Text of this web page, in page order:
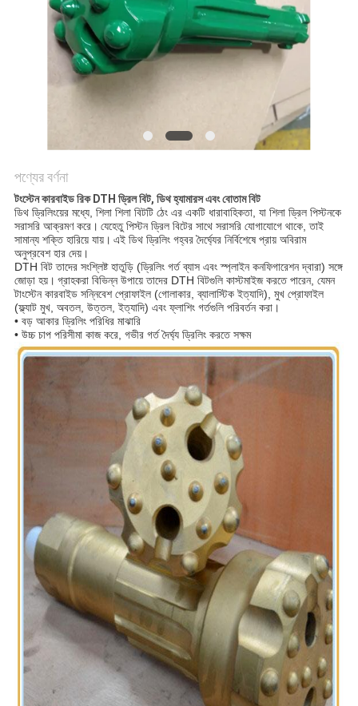
পণ্যের বর্ণনা
টংস্টেন কারবাইড রিক DTH ড্রিল বিট, ডিথ হ্যামারস এবং বোতাম বিট
ডিথ ড্রিলিংয়ের মধ্যে, শিলা শিলা বিটটি ঠেং এর একটি ধারাবাহিকতা, যা শিলা ড্রিল পিস্টনকে
সরাসরি আক্রমণ করে। যেহেতু পিস্টন ড্রিল বিটের সাথে সরাসরি যোগাযোগে থাকে, তাই
সামান্য শক্তি হারিয়ে যায়। এই ডিথ ড্রিলিং গহ্বর দৈর্ঘ্যের নির্বিশেষে প্রায় অবিরাম
অনুপ্রবেশ হার দেয়।
DTH বিট তাদের সংশ্লিষ্ট হাতুড়ি (ড্রিলিং গর্ত ব্যাস এবং স্প্লাইন কনফিগারেশন দ্বারা) সঙ্গে
জোড়া হয়। গ্রাহকরা বিভিন্ন উপায়ে তাদের DTH বিটগুলি কাস্টমাইজ করতে পারেন, যেমন
টাংস্টেন কারবাইড সন্নিবেশ প্রোফাইল (গোলাকার, ব্যালাস্টিক ইত্যাদি), মুখ প্রোফাইল
(ফ্ল্যাট মুখ, অবতল, উত্তল, ইত্যাদি) এবং ফ্লাশিং গর্তগুলি পরিবর্তন করা।
• বড় আকার ড্রিলিং পরিধির মাঝারি
• উচ্চ চাপ পরিসীমা কাজ করে, গভীর গর্ত দৈর্ঘ্য ড্রিলিং করতে সক্ষম